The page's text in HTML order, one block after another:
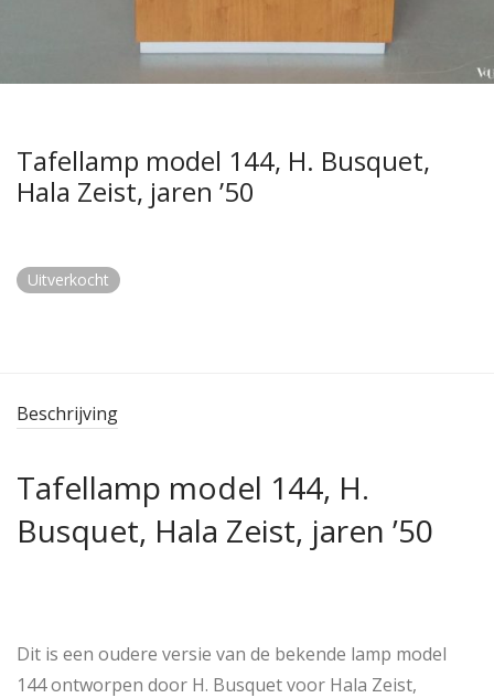
Tafellamp model 144, H. Busquet,
Hala Zeist, jaren ’50
Uitverkocht
Beschrijving
Tafellamp model 144, H.
Busquet, Hala Zeist, jaren ’50
Dit is een oudere versie van de bekende lamp model
144 ontworpen door H. Busquet voor Hala Zeist,